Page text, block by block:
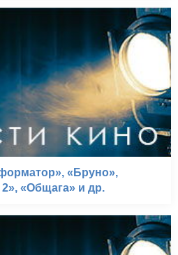
«Бруно»,
«Общага» и др.